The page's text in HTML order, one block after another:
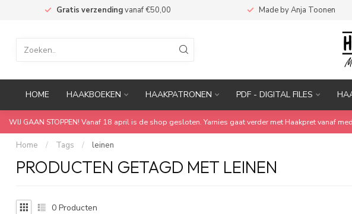
Gratis verzendingvanaf €50,00 Made by Anja Toonen
HOME HAAKBOEKEN HAAKPATRONEN PDF - DIGITAL FILES
WIJ GAAN STOPPEN! Vanaf 18 april is de shop gesloten. Yarnies gaat verder met Haakpret vanaf
Home / Tags / leinen
PRODUCTEN GETAGD MET LEINEN
0 Producten